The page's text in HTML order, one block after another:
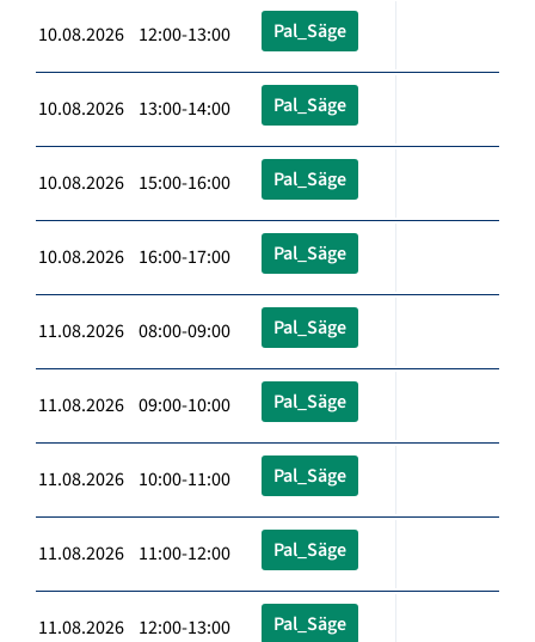
10.08.2026 12:00-13:00 Pal_Säge
10.08.2026 13:00-14:00 Pal_Säge
10.08.2026 15:00-16:00 Pal_Säge
10.08.2026 16:00-17:00 Pal_Säge
11.08.2026 08:00-09:00 Pal_Säge
11.08.2026 09:00-10:00 Pal_Säge
11.08.2026 10:00-11:00 Pal_Säge
11.08.2026 11:00-12:00 Pal_Säge
11.08.2026 12:00-13:00 Pal_Säge